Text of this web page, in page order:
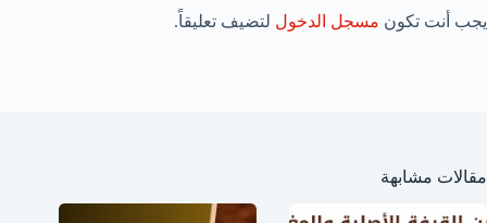
يجب أنت تكون مسجل الدخول لتضيف تعليقاً.
مقالات مشابهة